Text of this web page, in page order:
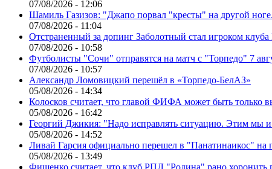
07/08/2026 - 12:06
Шамиль Газизов: "Джапо порвал "кресты" на другой
07/08/2026 - 11:04
Отстраненный за допинг Заболотный стал игроком
07/08/2026 - 10:58
Футболисты "Сочи" отправятся на матч с "Торпедо" 7
07/08/2026 - 10:57
Александр Ломовицкий перешёл в «Торпедо-БелАЗ»
05/08/2026 - 14:34
Колосков считает, что главой ФИФА может быть только
05/08/2026 - 16:42
Георгий Джикия: "Надо исправлять ситуацию. Этим мы
05/08/2026 - 14:52
Ливай Гарсия официально перешел в "Панатинаикос" на
05/08/2026 - 13:49
Фищенко считает, что клуб РПЛ "Родина" рано хоронить